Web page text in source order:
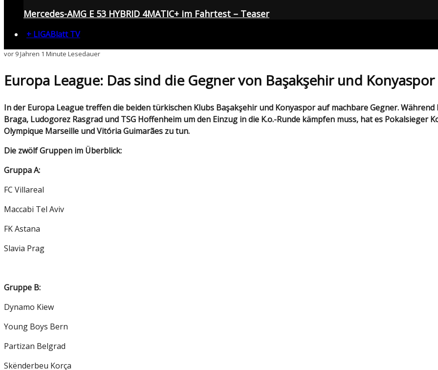
Mercedes-AMG E 53 HYBRID 4MATIC+ im Fahrtest – Teaser
+ LIGABlatt TV
vor 9 Jahren 1 Minute Lesedauer
Europa League: Das sind die Gegner von Başakşehir und Konyaspor
In der Europa League treffen die beiden türkischen Klubs Başakşehir und Konyaspor auf machbare Gegner. Während Başakşehir in der Gruppe C mit Sporting
Braga, Ludogorez Rasgrad und TSG Hoffenheim um den Einzug in die K.o.-Runde kämpfen muss, hat es Pokalsieger
Olympique Marseille und Vitória Guimarães zu tun.
Die zwölf Gruppen im Überblick:
Gruppa A:
FC Villareal
Maccabi Tel Aviv
FK Astana
Slavia Prag
Gruppe B:
Dynamo Kiew
Young Boys Bern
Partizan Belgrad
Skënderbeu Korça